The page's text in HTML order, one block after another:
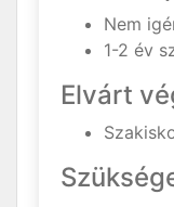
Nem
1-2 év
Elvárt